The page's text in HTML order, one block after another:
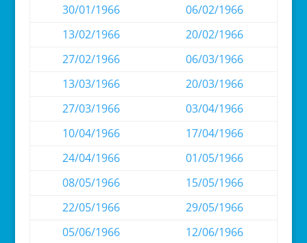
30/01/1966
06/02/1966
13/02/1966
20/02/1966
27/02/1966
06/03/1966
13/03/1966
20/03/1966
27/03/1966
03/04/1966
10/04/1966
17/04/1966
24/04/1966
01/05/1966
08/05/1966
15/05/1966
22/05/1966
29/05/1966
05/06/1966
12/06/1966